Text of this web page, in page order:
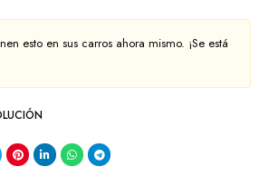
esto en sus carros ahora mismo. ¡Se está